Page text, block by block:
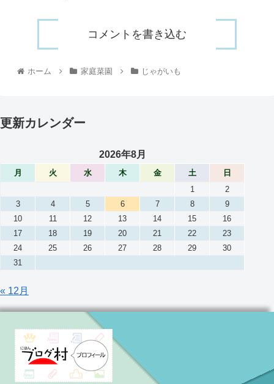
コメントを書き込む
ホーム 家庭菜園 じゃがいも
更新カレンダー
2026年8月
月 火 水 木 金 土
日
1
2
3
4 5 6 7 8
9
10
11 12 13 14 15
16
17
18 19 20 21 22
23
24
25 26 27 28 29
30
31
« 12月